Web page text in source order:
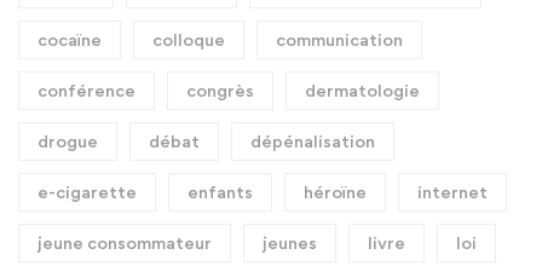
cocaïne colloque communication
conférence congrès dermatologie
drogue débat dépénalisation
e-cigarette enfants héroïne internet
jeune consommateur jeunes livre loi